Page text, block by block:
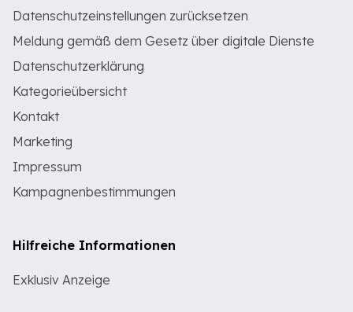
Datenschutzeinstellungen zurücksetzen
Meldung gemäß dem Gesetz über digitale Dienste
Datenschutzerklärung
Kategorieübersicht
Kontakt
Marketing
Impressum
Kampagnenbestimmungen
Hilfreiche Informationen
Exklusiv Anzeige